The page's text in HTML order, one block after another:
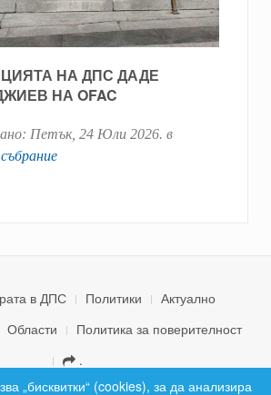
НА ДПС ДАДЕ
НА OFAC
Петък, 24 Юли 2026. в
в ДПС Политики
Актуално
Области
Политика за поверителност
.
Всички права запазени.
„бисквитки“ (cookies), за да анализира